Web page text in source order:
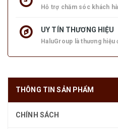
Hỗ trợ chăm sóc khách
UY TÍN THƯƠNG HIỆU
HaluGroup là thương
THÔNG TIN SẢN PHẨM
CHÍNH SÁCH